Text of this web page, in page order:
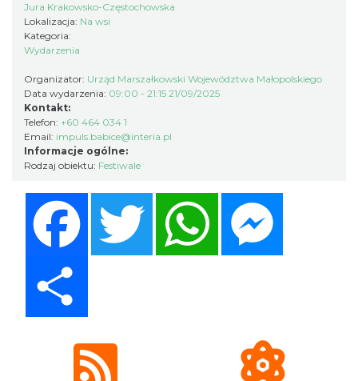
Rabsztyn
24.21 km
Rabsztyn
2026-08-29
24.21 km
Jura Krakowsko-Częstochowska
Lokalizacja: Na wsi
Kategoria:
Wydarzenia
Organizator: Urząd Marszałkowski Województwa Małopolskiego
Data wydarzenia: 09:00 - 21:15 21/09/2025
Kontakt:
Telefon: +60 464 034 1
Email: impuls.babice@interia.pl
Informacje ogólne:
Rodzaj obiektu: Festiwale
Twitter WhatsApp